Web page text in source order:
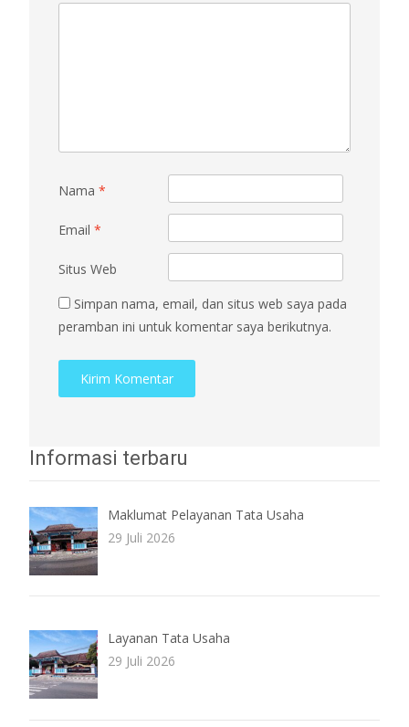
Nama *
Email *
Situs Web
Simpan nama, email, dan situs web saya pada
peramban ini untuk komentar saya berikutnya.
Informasi terbaru
Maklumat Pelayanan Tata Usaha
29 Juli 2026
Layanan Tata Usaha
29 Juli 2026